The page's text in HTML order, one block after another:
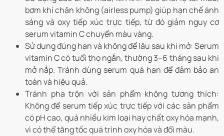
bơm khí chân không (airless pump) giúp hạn chế ánh
sáng và oxy tiếp xúc trực tiếp, từ đó giảm nguy cơ
serum vitamin C chuyển màu vàng.
Sử dụng đúng hạn và không để lâu sau khi mở: Serum
vitamin C có tuổi thọ ngắn, thường 3–6 tháng sau khi
mở nắp. Tránh dùng serum quá hạn để đảm bảo an
toàn và hiệu quả.
Tránh pha trộn với sản phẩm không tương thích:
Không để serum tiếp xúc trực tiếp với các sản phẩm
có pH cao, quá nhiều kim loại hay chất oxy hóa mạnh,
vì có thể tăng tốc quá trình oxy hóa và đổi màu.